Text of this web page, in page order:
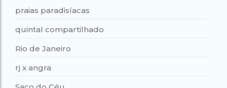
praias paradisíacas
quintal compartilhado
Rio de Janeiro
rj x angra